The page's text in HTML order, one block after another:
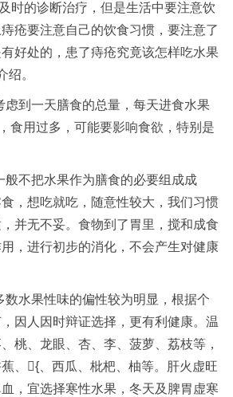
时的诊断治疗，但是生活中要注意饮
疮要注意自己的饮食习惯，要注意了
好处的，患了痔疮究竟该怎样吃水果
绍。
虑到一天膳食的总量，每天进食水果
食用过多，可能要影响食欲，特别是
般不把水果作为膳食的必要组成成
，想吃就吃，随意性较大，我们习惯
并无不妥。食物到了胃里，搅和成食
，进行初步的消化，不会产生对健康
数水果性味的偏性较为明显，根据个
因人因时辩证选择，更有利健康。温
桃、龙眼、杏、李、菠萝、荔枝等，
、{、西瓜、枇杷、柚等。肝火虚旺
，宜选择寒性水果，冬天及脾胃虚寒